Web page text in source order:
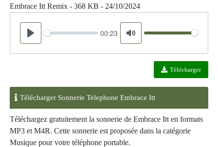
Embrace Itt Remix - 368 KB - 24/10/2024
Play
Seek 00:23
Mute
Volume
Télécharger
Télécharger Sonnerie Telephone Embrace Itt
Téléchargez gratuitement la sonnerie de Embrace Itt en formats
MP3 et M4R. Cette sonnerie est proposée dans la catégorie
Musique pour votre téléphone portable.